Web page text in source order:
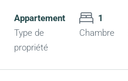
Appartement
Type de
propriété
1
Chambre